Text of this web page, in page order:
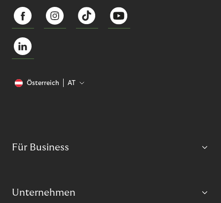
Österreich AT
Für Business
Unternehmen